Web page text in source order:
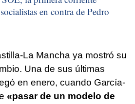
en contra de Pedro
La Mancha ya mostró su
Una de sus últimas
en enero, cuando García-
«pasar de un modelo de